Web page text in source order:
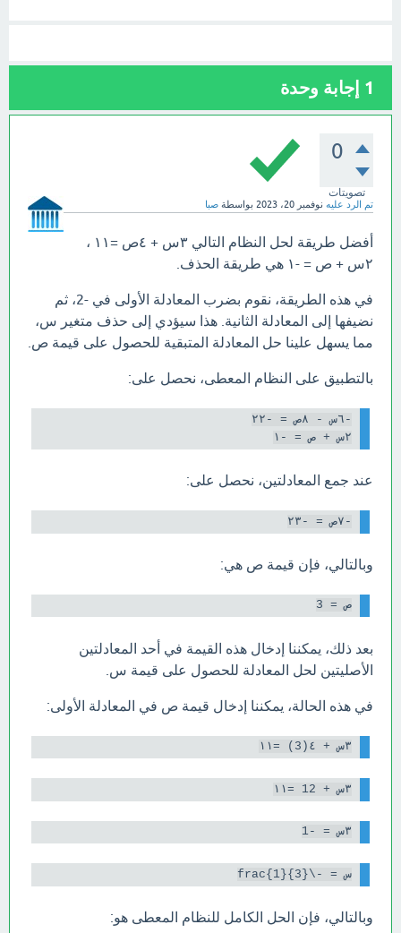
1 إجابة وحدة
0
تصويتات
تم الرد عليه نوفمبر 20، 2023 بواسطة صبا
أفضل طريقة لحل النظام التالي ٣س + ٤ص =١١ ،
٢س + ص = -١ هي طريقة الحذف.
في هذه الطريقة، نقوم بضرب المعادلة الأولى في -2، ثم
نضيفها إلى المعادلة الثانية. هذا سيؤدي إلى حذف متغير س،
مما يسهل علينا حل المعادلة المتبقية للحصول على قيمة ص.
بالتطبيق على النظام المعطى، نحصل على:
٢س + ص = -١
عند جمع المعادلتين، نحصل على:
-٧ص = -٢٣
وبالتالي، فإن قيمة ص هي:
ص = 3
بعد ذلك، يمكننا إدخال هذه القيمة في أحد المعادلتين
الأصليتين لحل المعادلة للحصول على قيمة س.
في هذه الحالة، يمكننا إدخال قيمة ص في المعادلة الأولى:
٣س + ٤(3) =١١
٣س + 12 =١١
٣س = -1
س = -\frac{1}{3}
وبالتالي، فإن الحل الكامل للنظام المعطى هو: